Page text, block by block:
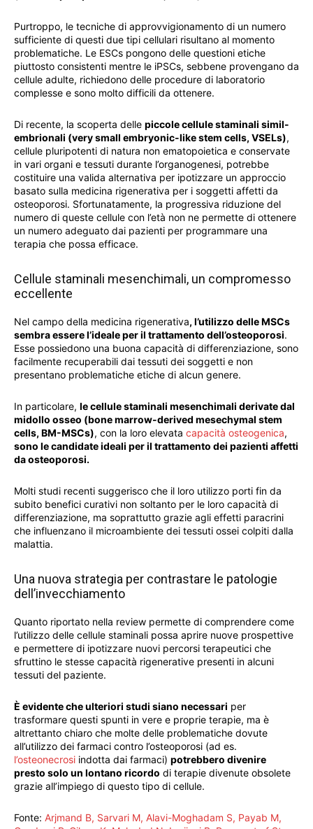
Purtroppo, le tecniche di approvvigionamento di un numero
sufficiente di questi due tipi cellulari risultano al momento
problematiche. Le ESCs pongono delle questioni etiche
piuttosto consistenti mentre le iPSCs, sebbene provengano da
cellule adulte, richiedono delle procedure di laboratorio
complesse e sono molto difficili da ottenere.
Di recente, la scoperta delle piccole cellule staminali simil-
embrionali (very small embryonic-like stem cells, VSELs),
cellule pluripotenti di natura non ematopoietica e conservate
in vari organi e tessuti durante l’organogenesi, potrebbe
costituire una valida alternativa per ipotizzare un approccio
basato sulla medicina rigenerativa per i soggetti affetti da
osteoporosi. Sfortunatamente, la progressiva riduzione del
numero di queste cellule con l’età non ne permette di ottenere
un numero adeguato dai pazienti per programmare una
terapia che possa efficace.
Cellule staminali mesenchimali, un compromesso
eccellente
Nel campo della medicina rigenerativa, l’utilizzo delle MSCs
sembra essere l’ideale per il trattamento dell’osteoporosi.
Esse possiedono una buona capacità di differenziazione, sono
facilmente recuperabili dai tessuti dei soggetti e non
presentano problematiche etiche di alcun genere.
In particolare, le cellule staminali mesenchimali derivate dal
midollo osseo (bone marrow-derived mesechymal stem
cells, BM-MSCs), con la loro elevata capacità osteogenica,
sono le candidate ideali per il trattamento dei pazienti affetti
da osteoporosi.
Molti studi recenti suggerisco che il loro utilizzo porti fin da
subito benefici curativi non soltanto per le loro capacità di
differenziazione, ma soprattutto grazie agli effetti paracrini
che influenzano il microambiente dei tessuti ossei colpiti dalla
malattia.
Una nuova strategia per contrastare le patologie
dell’invecchiamento
Quanto riportato nella review permette di comprendere come
l’utilizzo delle cellule staminali possa aprire nuove prospettive
e permettere di ipotizzare nuovi percorsi terapeutici che
sfruttino le stesse capacità rigenerative presenti in alcuni
tessuti del paziente.
È evidente che ulteriori studi siano necessari per
trasformare questi spunti in vere e proprie terapie, ma è
altrettanto chiaro che molte delle problematiche dovute
all’utilizzo dei farmaci contro l’osteoporosi (ad es.
l’osteonecrosi indotta dai farmaci) potrebbero divenire
presto solo un lontano ricordo di terapie divenute obsolete
grazie all’impiego di questo tipo di cellule.
Fonte: Arjmand B, Sarvari M, Alavi-Moghadam S, Payab M,